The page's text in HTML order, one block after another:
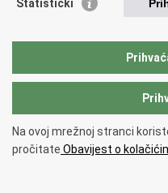
Hrvatska odvjetnička komora
Europski pravosudni portal
Copyright © 2026 Ministarstvo
transformacije Republike Hrvatske.
pristupačnosti.
Statistički
Na ovoj mrežnoj stranci
pročitate Obavijest o